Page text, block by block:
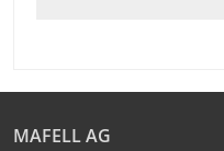
MAFELL AG